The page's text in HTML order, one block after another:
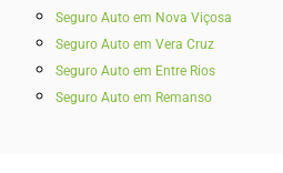
Seguro Auto em Nova Viçosa
Seguro Auto em Vera Cruz
Seguro Auto em Entre Rios
Seguro Auto em Remanso